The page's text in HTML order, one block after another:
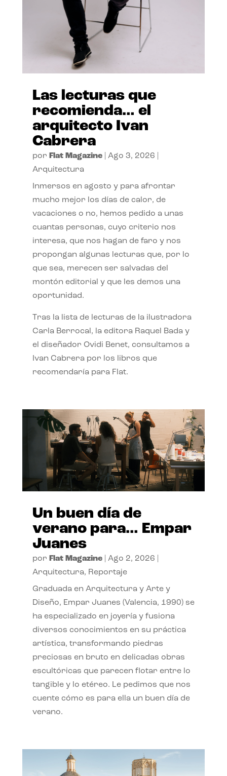
Las lecturas que
recomienda… el
arquitecto Ivan
Cabrera
por Flat Magazine| Ago 3, 2026
Arquitectura
Inmersos en agosto y para afrontar
mucho mejor los días de calor, de
vacaciones o no, hemos pedido a unas
cuantas personas, cuyo criterio nos
interesa, que nos hagan de faro y nos
propongan algunas lecturas que, por lo
que sea, merecen ser salvadas del
montón editorial y que les demos una
oportunidad.
Tras la lista de lecturas de la ilustradora
Carla Berrocal, la editora Raquel Bada y
el diseñador Ovidi Benet, consultamos a
Ivan Cabrera por los libros que
recomendaría para Flat.
Un buen día de
verano para… Empar
Juanes
por Flat Magazine| Ago 2, 2026
Arquitectura, Reportaje
Graduada en Arquitectura y Arte y
Diseño, Empar Juanes (Valencia, 1990) se
ha especializado en joyería y fusiona
diversos conocimientos en su práctica
artística, transformando piedras
preciosas en bruto en delicadas obras
escultóricas que parecen flotar entre lo
tangible y lo etéreo. Le pedimos que nos
cuente cómo es para ella un buen día de
verano.